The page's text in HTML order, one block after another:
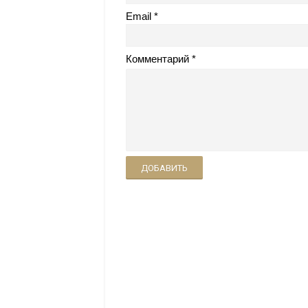
Email
Комментарий
ДОБАВИТЬ